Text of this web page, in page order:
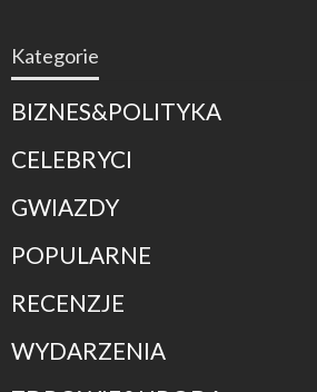
Kategorie
BIZNES&POLITYKA
CELEBRYCI
GWIAZDY
POPULARNE
RECENZJE
WYDARZENIA